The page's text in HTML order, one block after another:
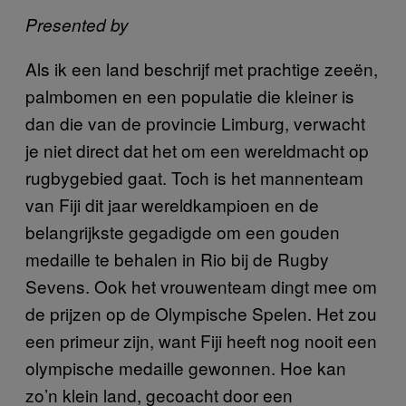
Presented by
Als ik een land beschrijf met prachtige zeeën,
palmbomen en een populatie die kleiner is
dan die van de provincie Limburg, verwacht
je niet direct dat het om een wereldmacht op
rugbygebied gaat. Toch is het mannenteam
van Fiji dit jaar wereldkampioen en de
belangrijkste gegadigde om een gouden
medaille te behalen in Rio bij de Rugby
Sevens. Ook het vrouwenteam dingt mee om
de prijzen op de Olympische Spelen. Het zou
een primeur zijn, want Fiji heeft nog nooit een
olympische medaille gewonnen. Hoe kan
zo’n klein land, gecoacht door een